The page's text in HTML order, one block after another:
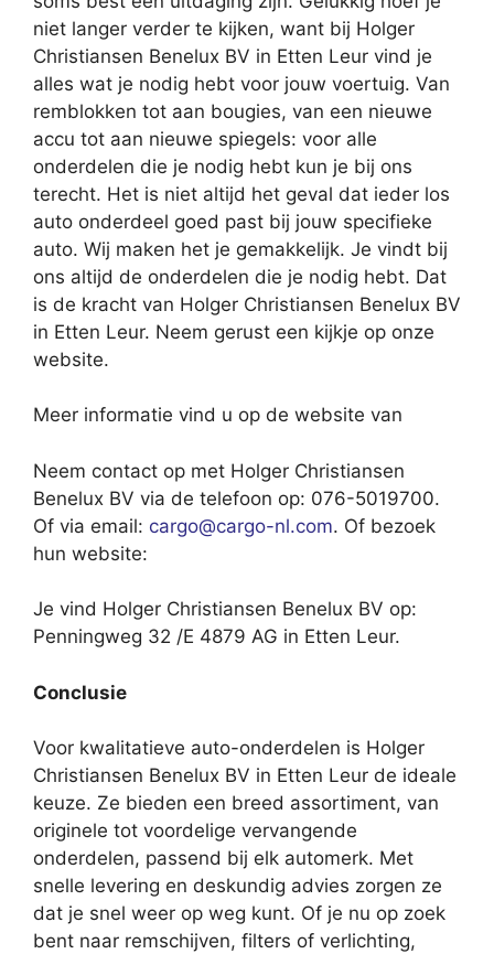
niet langer verder te kijken, want bij Holger
Christiansen Benelux BV in Etten Leur vind je
alles wat je nodig hebt voor jouw voertuig. Van
remblokken tot aan bougies, van een nieuwe
accu tot aan nieuwe spiegels: voor alle
onderdelen die je nodig hebt kun je bij ons
terecht. Het is niet altijd het geval dat ieder los
auto onderdeel goed past bij jouw specifieke
auto. Wij maken het je gemakkelijk. Je vindt bij
ons altijd de onderdelen die je nodig hebt. Dat
is de kracht van Holger Christiansen Benelux BV
in Etten Leur. Neem gerust een kijkje op onze
website.
Meer informatie vind u op de website van
Neem contact op met Holger Christiansen
Benelux BV via de telefoon op: 076-5019700.
Of via email: cargo@cargo-nl.com. Of bezoek
hun website:
Je vind Holger Christiansen Benelux BV op:
Penningweg 32 /E 4879 AG in Etten Leur.
Conclusie
Voor kwalitatieve auto-onderdelen is Holger
Christiansen Benelux BV in Etten Leur de ideale
keuze. Ze bieden een breed assortiment, van
originele tot voordelige vervangende
onderdelen, passend bij elk automerk. Met
snelle levering en deskundig advies zorgen ze
dat je snel weer op weg kunt. Of je nu op zoek
bent naar remschijven, filters of verlichting,